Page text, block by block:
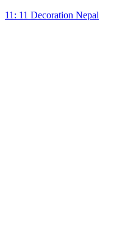
11: 11 Decoration Nepal